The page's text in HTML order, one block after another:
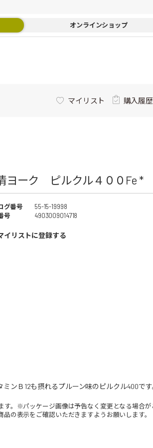
オンラインショップ
マイリスト 購入履歴
ヨーク ピルクル４００Fe *
グ番号
55-15-19998
号
4903009014718
イリストに登録する
ンＢ12も摂れるプルーン味のピルクル400です
。※パッケージ画像は予告なく変更となる場合
の表示をご確認いただきますようお願いします。